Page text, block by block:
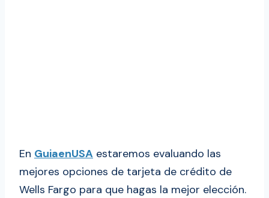
En GuiaenUSA estaremos evaluando las
mejores opciones de tarjeta de crédito de
Wells Fargo para que hagas la mejor elección.